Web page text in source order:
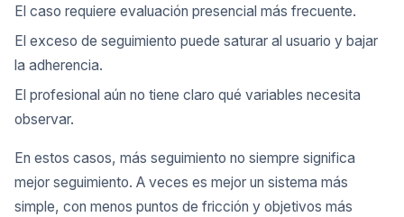
El caso requiere evaluación presencial más frecuente.
El exceso de seguimiento puede saturar al usuario y bajar
la adherencia.
El profesional aún no tiene claro qué variables necesita
observar.
En estos casos, más seguimiento no siempre significa
mejor seguimiento. A veces es mejor un sistema más
simple, con menos puntos de fricción y objetivos más